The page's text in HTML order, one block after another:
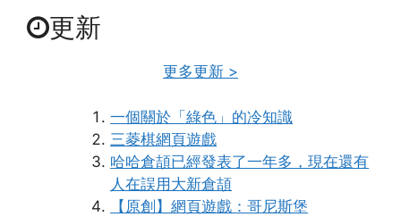
更新
更多更新 >
一個關於「綠色」的冷知識
三菱棋網頁遊戲
哈哈倉頡已經發表了一年多，現在還有
人在誤用大新倉頡
【原創】網頁遊戲：哥尼斯堡